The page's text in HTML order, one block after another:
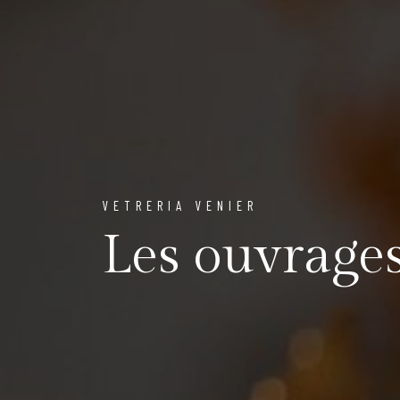
VETRERIA VENIER
Les